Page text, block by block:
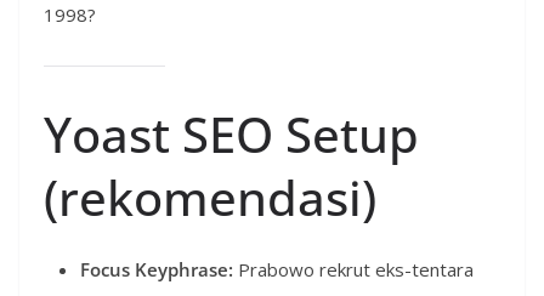
1998?
Yoast SEO Setup
(rekomendasi)
Focus Keyphrase: Prabowo rekrut eks-tentara